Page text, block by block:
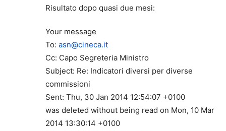
Risultato dopo quasi due mesi:
Your message
To: asn@cineca.it
Cc: Capo Segreteria Ministro
Subject: Re: Indicatori diversi per diverse
commissioni
Sent: Thu, 30 Jan 2014 12:54:07 +0100
was deleted without being read on Mon, 10 Mar
2014 13:30:14 +0100